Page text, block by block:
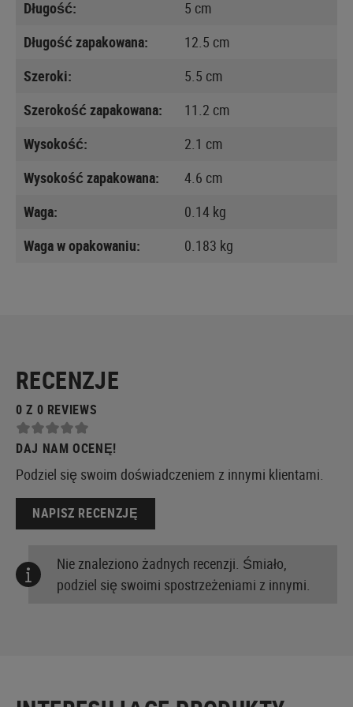
Długość:
5 cm
Długość zapakowana:
12.5 cm
Szeroki:
5.5 cm
Szerokość zapakowana:
11.2 cm
Wysokość:
2.1 cm
Wysokość zapakowana:
4.6 cm
Waga:
0.14 kg
Waga w opakowaniu:
0.183 kg
RECENZJE
0 Z 0 REVIEWS
DAJ NAM OCENĘ!
Podziel się swoim doświadczeniem z innymi klientami.
NAPISZ RECENZJĘ
Nie znaleziono żadnych recenzji. Śmiało,
podziel się swoimi spostrzeżeniami z innymi.